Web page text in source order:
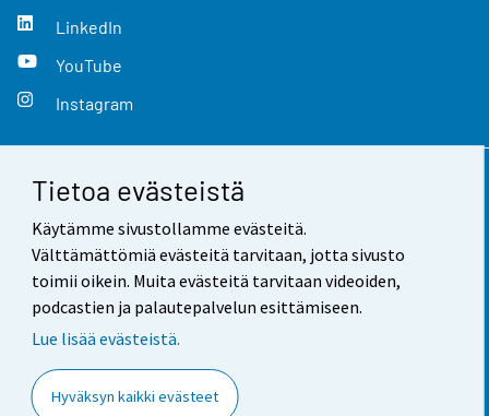
Tietoa evästeistä
Käytämme sivustollamme evästeitä.
Välttämättömiä evästeitä tarvitaan, jotta sivusto
toimii oikein. Muita evästeitä tarvitaan videoiden,
podcastien ja palautepalvelun esittämiseen.
Lue lisää evästeistä.
Hyväksyn kaikki evästeet
LinkedIn
YouTube
Instagram
Yhteystiedot
Palaute
Käyttöehdot
Saavutettavuus